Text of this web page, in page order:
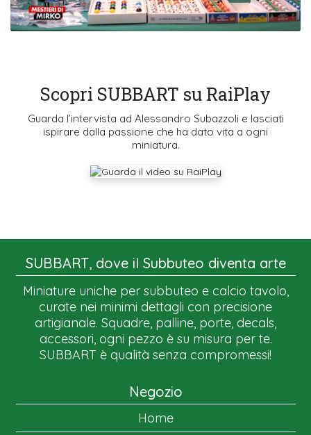
Scopri SUBBART su RaiPlay
Guarda l’intervista ad Alessandro Subazzoli e lasciati
ispirare dalla passione che ha dato vita a ogni
miniatura.
SUBBART, dove il Subbuteo diventa arte
Miniature uniche per subbuteo e calcio tavolo,
curate nei minimi dettagli con precisione
artigianale. Squadre, palline, porte, decals,
accessori, ogni pezzo è su misura per te.
SUBBART è qualità senza compromessi!
Negozio
Home